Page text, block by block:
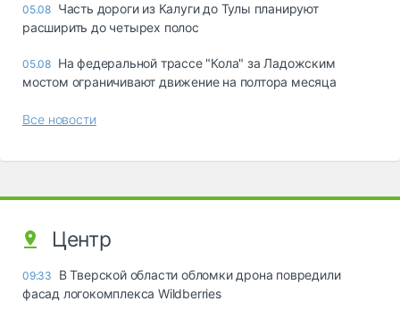
05.08 Часть дороги из Калуги до Тулы планируют
расширить до четырех полос
05.08 На федеральной трассе "Кола" за Ладожским
мостом ограничивают движение на полтора месяца
Все новости
Центр
09:33
В Тверской области обломки дрона повредили
фасад логокомплекса Wildberries